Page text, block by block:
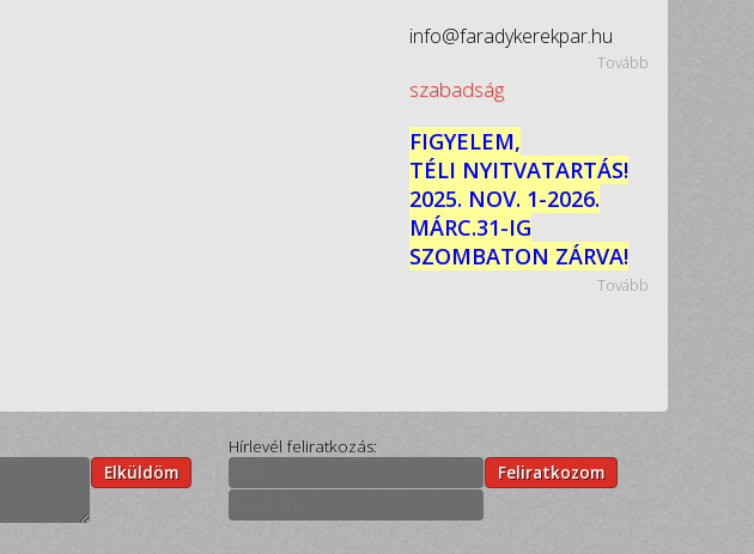
info@faradykerekpar.hu
Tovább
szabadság
FIGYELEM,
TÉLI NYITVATARTÁS!
2025. NOV. 1-2026.
MÁRC.31-IG
SZOMBATON ZÁRVA!
Tovább
Elküldöm
Hírlevél feliratkozás:
Feliratkozom